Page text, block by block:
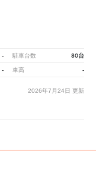
- 駐車台数 80台
- 車高 -
2026年7月24日 更新